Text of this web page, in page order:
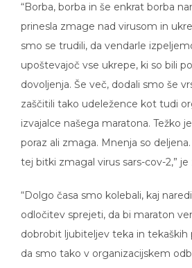
“Borba, borba in še enkrat borba
prinesla zmage nad virusom in
smo se trudili, da vendarle
upoštevajoč vse ukrepe, ki so bili
dovoljenja. Še več, dodali smo še
zaščitili tako udeležence kot tudi
izvajalce našega maratona. Težko
poraz ali zmaga. Mnenja so
tej bitki zmagal virus sars-cov-2,” je
“Dolgo časa smo kolebali, kaj
odločitev sprejeti, da bi maraton
dobrobit ljubiteljev teka in tekaških
da smo tako v organizacijskem